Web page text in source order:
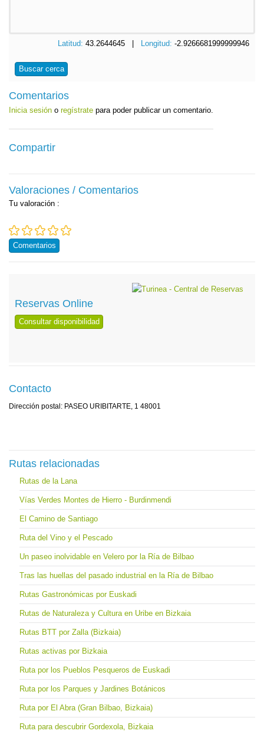
Latitud: 43.2644645 | Longitud: -2.9266681999999946
Buscar cerca
Comentarios
Inicia sesión o regístrate para poder publicar un comentario.
Compartir
Valoraciones / Comentarios
Tu valoración :
Comentarios
Reservas Online
Consultar disponibilidad
Contacto
Dirección postal: PASEO URIBITARTE, 1 48001
Rutas relacionadas
Rutas de la Lana
Vías Verdes Montes de Hierro - Burdinmendi
El Camino de Santiago
Ruta del Vino y el Pescado
Un paseo inolvidable en Velero por la Ría de Bilbao
Tras las huellas del pasado industrial en la Ría de Bilbao
Rutas Gastronómicas por Euskadi
Rutas de Naturaleza y Cultura en Uribe en Bizkaia
Rutas BTT por Zalla (Bizkaia)
Rutas activas por Bizkaia
Ruta por los Pueblos Pesqueros de Euskadi
Ruta por los Parques y Jardines Botánicos
Ruta por El Abra (Gran Bilbao, Bizkaia)
Ruta para descubrir Gordexola, Bizkaia